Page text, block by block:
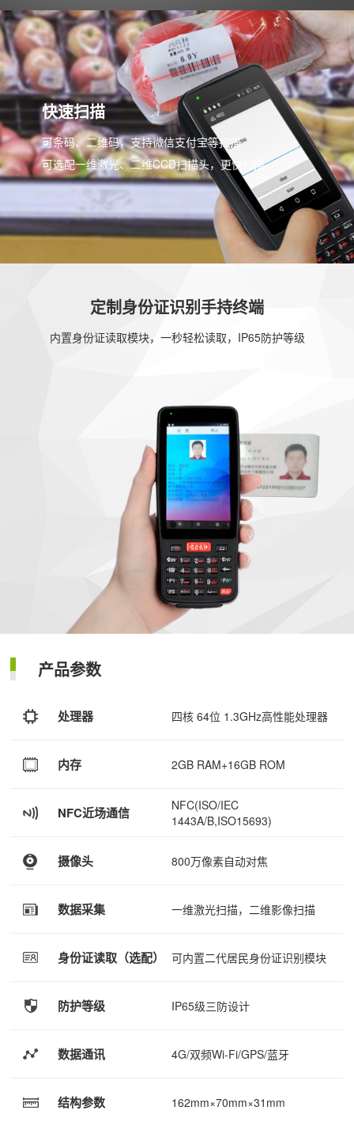
快速扫描
可条码、二维码，支持微信支付宝等扫描
可选配一维激光、二维CCD扫描头，更快扫描
定制身份证识别手持终端
内置身份证读取模块，一秒轻松读取，IP65防护等级
产品参数
处理器 四核 64位 1.3GHz高性能处理器
内存 2GB RAM+16GB ROM
NFC近场通信
NFC(ISO/IEC
1443A/B,ISO15693)
摄像头 800万像素自动对焦
数据采集 一维激光扫描，二维影像扫描
身份证读取（选配） 可内置二代居民身份证识别模块
防护等级 IP65级三防设计
数据通讯 4G/双频Wi-Fi/GPS/蓝牙
结构参数 162mm×70mm×31mm